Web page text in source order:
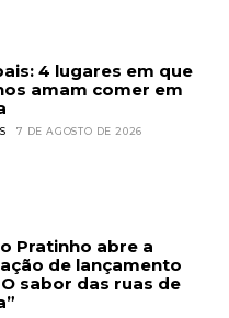
4 lugares em que
amam comer em
7 DE AGOSTO DE 2026
Pratinho abre a
de lançamento
sabor das ruas de